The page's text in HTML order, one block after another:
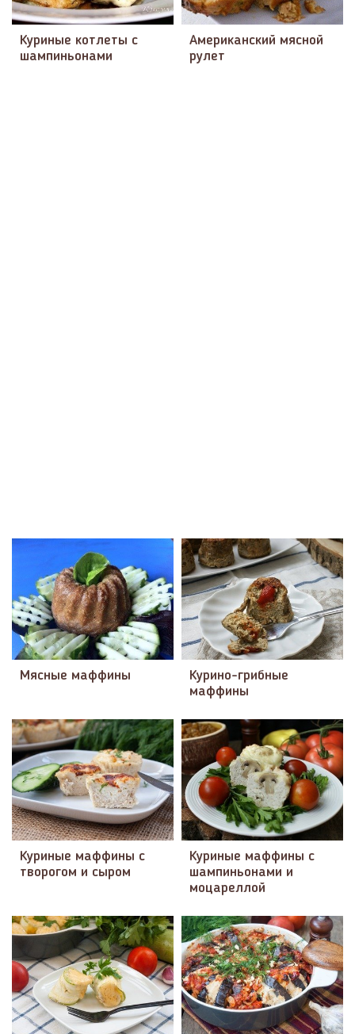
Куриные котлеты с
шампиньонами
Американский мясной
рулет
Мясные маффины
Курино-грибные
маффины
Куриные маффины с
творогом и сыром
Куриные маффины с
шампиньонами и
моцареллой